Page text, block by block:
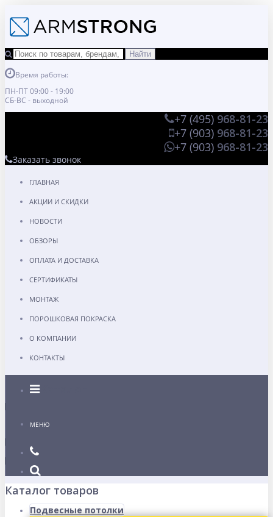
Время работы:
ПН-ПТ 09:00 - 19:00
СБ-ВС - выходной
+7 (495) 968-81-23
+7 (903) 968-81-23
+7 (903) 968-81-23
Заказать звонок
ГЛАВНАЯ
АКЦИИ И СКИДКИ
НОВОСТИ
ОБЗОРЫ
ОПЛАТА И ДОСТАВКА
СЕРТИФИКАТЫ
МОНТАЖ
ПОРОШКОВАЯ ПОКРАСКА
О КОМПАНИИ
КОНТАКТЫ
Каталог
МЕНЮ
Каталог товаров
Подвесные потолки